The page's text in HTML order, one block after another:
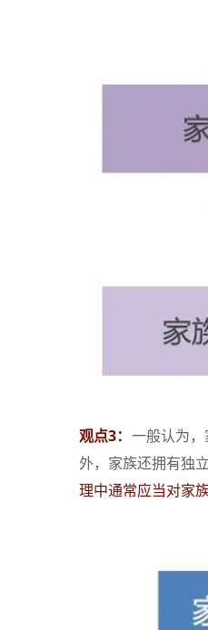
观点3： 一般认为
外，家族还拥有独
理中通常应当对家